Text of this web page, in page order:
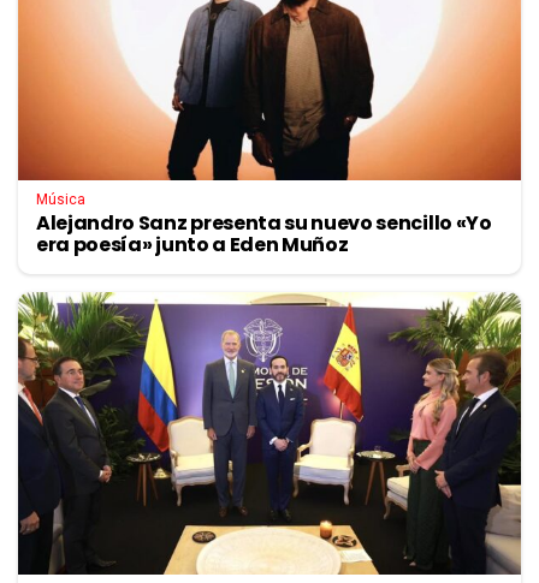
Música
Alejandro Sanz presenta su nuevo sencillo «Yo
era poesía» junto a Eden Muñoz